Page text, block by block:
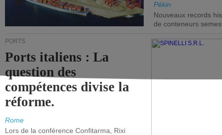
Pékin
Nouveaux records
de conteneurs
PORTS
Ports italiens : La
question des
compétences divise la
réforme.
Rome
Lors de la conférence Confitarma, Rixi